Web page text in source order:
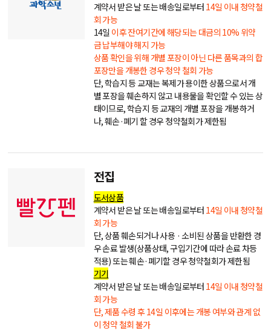
계약서 받은 날 또는 배송일로부터 14일 이내 청약철
회 가능
14일 이후 잔여기간에 해당되는 대금의 10% 위약
금 납부해야 해지 가능
상품 확인을 위해 개별 포장이 아닌 다른 품목과의 합
포장만을 개봉한 경우 청약 철회 가능
단, 학습지 등 교재는 복제가 용이한 상품으로서 개
별 포장을 훼손하지 않고 내용물을 확인할 수 있는 상
태이므로, 학습지 등 교재의 개별 포장을 개봉하거
나, 훼손·폐기 할 경우 청약철회가 제한됨
전집
도서상품
계약서 받은 날 또는 배송일로부터 14일 이내 청약철
회 가능
단, 상품 훼손되거나 사용 · 소비된 상품을 반환한 경
우 손료 발생(상품상태, 구입기간에 따라 손료 차등
적용) 또는 훼손·폐기할 경우 청약철회가 제한됨
기기
계약서 받은 날 또는 배송일로부터 14일 이내 청약철
회 가능
단, 제품 수령 후 14일 이후에는 개봉 여부와 관계 없
이 청약 철회 불가